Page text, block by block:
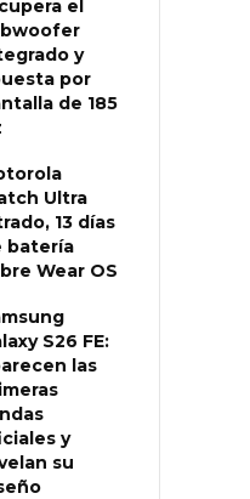
el
y
por
de 185
Ultra
13 días
batería
Wear OS
S26 FE:
las
y
su